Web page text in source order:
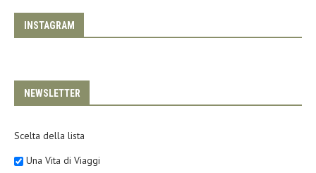
INSTAGRAM
NEWSLETTER
Scelta della lista
Una Vita di Viaggi